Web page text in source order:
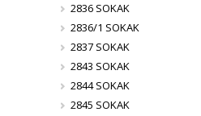
2836 SOKAK
2836/1 SOKAK
2837 SOKAK
2843 SOKAK
2844 SOKAK
2845 SOKAK